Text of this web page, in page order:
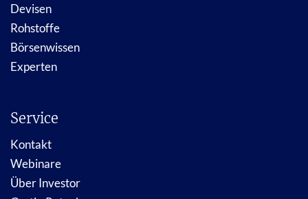
Devisen
Rohstoffe
Börsenwissen
Experten
Service
Kontakt
Webinare
Über Investor